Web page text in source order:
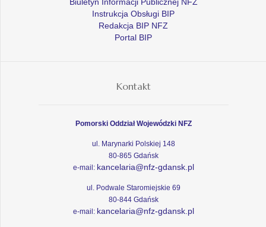
Instrukcja Obsługi BIP
Redakcja BIP NFZ
Portal BIP
Kontakt
Pomorski Oddział Wojewódzki NFZ
ul. Marynarki Polskiej 148
80-865 Gdańsk
e-mail: kancelaria@nfz-gdansk.pl
ul. Podwale Staromiejskie 69
80-844 Gdańsk
e-mail: kancelaria@nfz-gdansk.pl